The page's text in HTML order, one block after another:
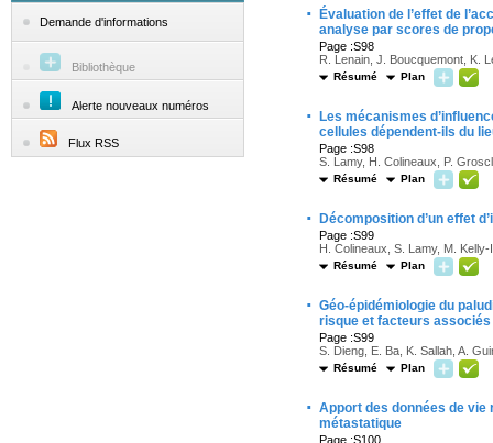
Demande d'informations
Bibliothèque
Alerte nouveaux numéros
Flux RSS
·
Évaluation de l’effet de
analyse par scores de
Page :S98
R. Lenain, J. Boucquemont, K.
Résumé Plan
·
Les mécanismes
cellules dépendent-ils du
Page :S98
S. Lamy, H. Colineaux, P.
Résumé Plan
· Décomposition d’un effet
Page :S99
H. Colineaux, S. Lamy, M.
Résumé Plan
· Géo-épidémiologie du
risque et facteurs associés
Page :S99
S. Dieng, E. Ba, K. Sallah, A.
Résumé Plan
· Apport des données de vie
métastatique
Page :S100